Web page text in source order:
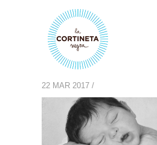
ARAM
22 MAR 2017 /